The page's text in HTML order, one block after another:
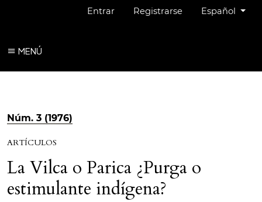
Entrar Registrarse Cambiar el
Español
MENÚ
Núm. 3 (1976)
ARTÍCULOS
La Vilca o Parica ¿Purga o
estimulante indígena?